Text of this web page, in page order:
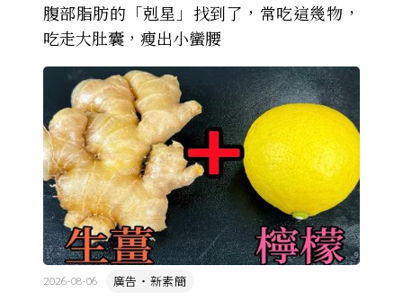
腹部脂肪的「剋星」找到了，常吃這幾物，
吃走大肚囊，瘦出小蠻腰
廣告・新素簡
2026-08-06